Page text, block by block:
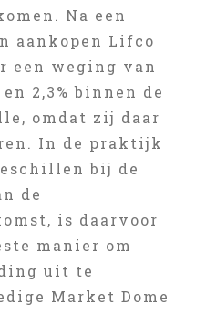
Na een
aankopen Lifco
een weging van
2,3% binnen de
omdat zij daar
In de praktijk
bij de
de
is daarvoor
manier om
uit te
Market Dome